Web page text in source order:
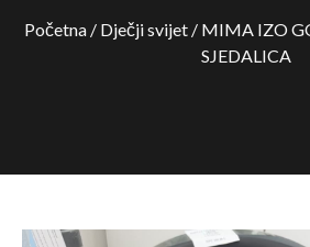
Početna / Dječji svijet / MIMA IZO
SJEDALICA